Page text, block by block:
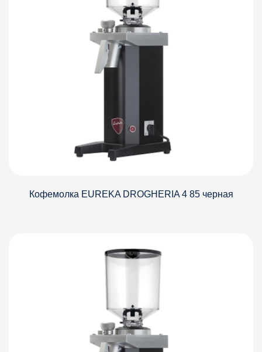
Кофемолка EUREKA DROGHERIA 4 85 черная